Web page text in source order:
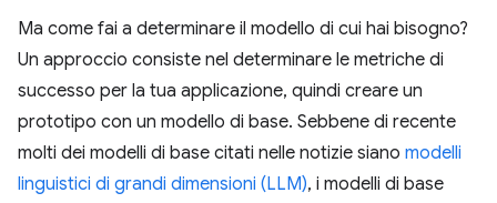
Ma come fai a determinare il modello di cui hai bisogno?
Un approccio consiste nel determinare le metriche di
successo per la tua applicazione, quindi creare un
prototipo con un modello di base. Sebbene di recente
molti dei modelli di base citati nelle notizie siano modelli
linguistici di grandi dimensioni (LLM), i modelli di base